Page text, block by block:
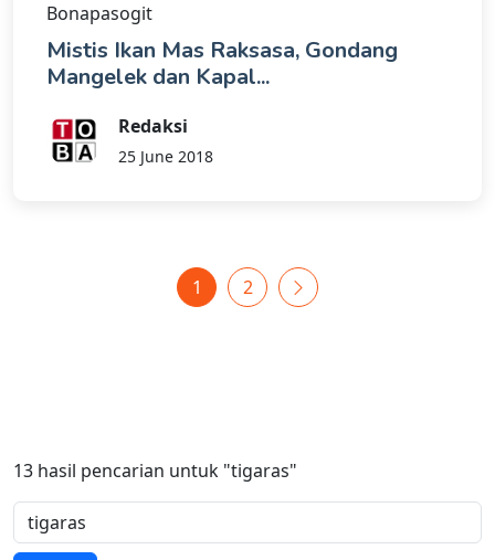
Bonapasogit
Mistis Ikan Mas Raksasa, Gondang
Mangelek dan Kapal...
Redaksi
25 June 2018
1 2
13 hasil pencarian untuk "tigaras"